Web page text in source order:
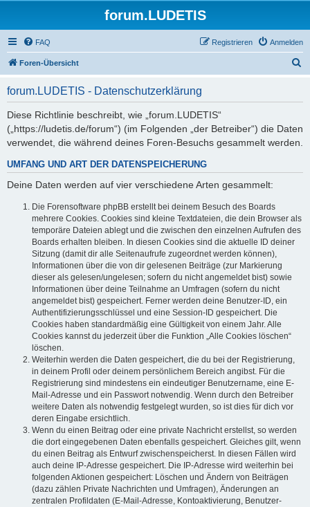
forum.LUDETIS
FAQ Anmelden
Registrieren
Foren-Übersicht
forum.LUDETIS - Datenschutzerklärung
Diese Richtlinie beschreibt, wie „forum.LUDETIS“
(„https://ludetis.de/forum“) (im Folgenden „der Betreiber“) die Daten
verwendet, die während deines Foren-Besuchs gesammelt werden.
UMFANG UND ART DER DATENSPEICHERUNG
Deine Daten werden auf vier verschiedene Arten gesammelt:
Die Forensoftware phpBB erstellt bei deinem Besuch des Boards
mehrere Cookies. Cookies sind kleine Textdateien, die dein Browser als
temporäre Dateien ablegt und die zwischen den einzelnen Aufrufen des
Boards erhalten bleiben. In diesen Cookies sind die aktuelle ID deiner
Sitzung (damit dir alle Seitenaufrufe zugeordnet werden können),
Informationen über die von dir gelesenen Beiträge (zur Markierung
dieser als gelesen/ungelesen; sofern du nicht angemeldet bist) sowie
Informationen über deine Teilnahme an Umfragen (sofern du nicht
angemeldet bist) gespeichert. Ferner werden deine Benutzer-ID, ein
Authentifizierungsschlüssel und eine Session-ID gespeichert. Die
Cookies haben standardmäßig eine Gültigkeit von einem Jahr. Alle
Cookies kannst du jederzeit über die Funktion „Alle Cookies löschen“
löschen.
Weiterhin werden die Daten gespeichert, die du bei der Registrierung,
in deinem Profil oder deinem persönlichem Bereich angibst. Für die
Registrierung sind mindestens ein eindeutiger Benutzername, eine E-
Mail-Adresse und ein Passwort notwendig. Wenn durch den Betreiber
weitere Daten als notwendig festgelegt wurden, so ist dies für dich vor
deren Eingabe ersichtlich.
Wenn du einen Beitrag oder eine private Nachricht erstellst, so werden
die dort eingegebenen Daten ebenfalls gespeichert. Gleiches gilt, wenn
du einen Beitrag als Entwurf zwischenspeicherst. In diesen Fällen wird
auch deine IP-Adresse gespeichert. Die IP-Adresse wird weiterhin bei
folgenden Aktionen gespeichert: Löschen und Ändern von Beiträgen
(dazu zählen Private Nachrichten und Umfragen), Änderungen an
zentralen Profildaten (E-Mail-Adresse, Kontoaktivierung, Benutzer-